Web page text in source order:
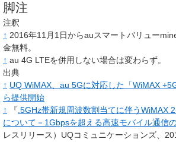
脚注
注釈
↑ 2016年11月1日からauスマートバリュー
金無料。
↑ au 4G LTEを併用しない場合は変わらず。
出典
↑ UQ WiMAX、au 5Gに対応した「WiMAX
ら提供開始
↑
『.5GHz帯新規周波数割当てに伴うWiMAX
について－1Gbpsを超える高速モバイル通信
レスリリース）UQコミュニケーションズ、